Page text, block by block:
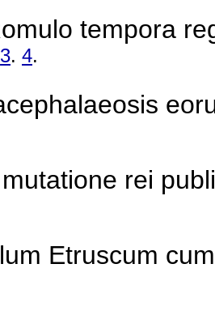
tempora
3. 4.
rei
Etruscum